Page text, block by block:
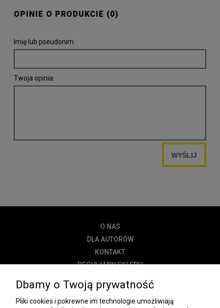
OPINIE O PRODUKCIE (0)
Imię lub pseudonim:
Twoja opinia:
WYŚLIJ
O NAS
DLA AUTORÓW
KONTAKT
REGULAMIN SKLEPU
DOSTAWA
PŁATNOŚĆ
Dbamy o Twoją prywatność
Pliki cookies i pokrewne im technologie umożliwiają